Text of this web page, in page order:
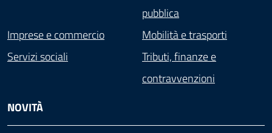
pubblica
Imprese e commercio
Mobilità e trasporti
Servizi sociali
Tributi, finanze e
contravvenzioni
NOVITÀ